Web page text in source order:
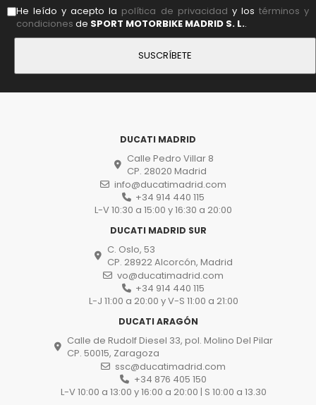
He leído y acepto la política de privacidad y lostérminos y
condiciones de SPORT MOTORBIKE MADRID S. L..
DUCATI MADRID
Calle Pedro Villar 8
CP. 28020 Madrid
info@ducatimadrid.com
+34 914 440 115
L-V 10:30 a 15:00 y 16:30 a 20:00
DUCATI MADRID SUR
C. Oslo, 53
CP. 28922 Alcorcón, Madrid
vo@ducatimadrid.com
+34 914 440 115
L-J 11:00 a 20:00 y V-S 11:00 a 21:00
DUCATI ARAGÓN
Calle de Rudolf Diesel 33, pol. Molino Del Pilar
CP. 50015, Zaragoza
ssc@ducatimadrid.com
+34 876 405 150
L-V 10:00 a 13:00 y 16:00 a 20:00 | S 10:00 a 13.30